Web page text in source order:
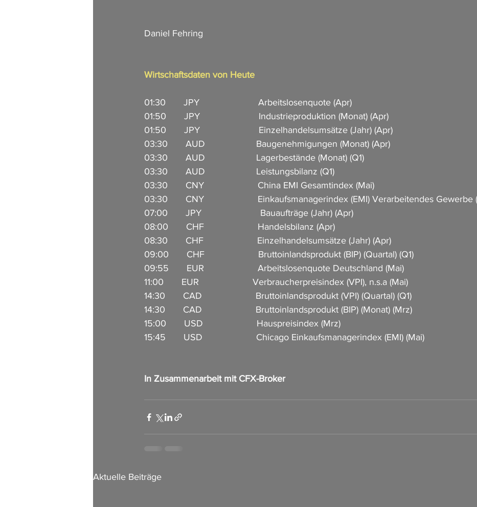
Daniel Fehring
Wirtschaftsdaten von Heute
01:30       JPY                       Arbeitslosenquote (Apr)
01:50       JPY                       Industrieproduktion (Monat) (Apr)
01:50       JPY                       Einzelhandelsumsätze (Jahr) (Apr)
03:30       AUD                    Baugenehmigungen (Monat) (Apr)
03:30       AUD                    Lagerbestände (Monat) (Q1)
03:30       AUD                    Leistungsbilanz (Q1)
03:30       CNY                     China EMI Gesamtindex (Mai)
03:30       CNY                     Einkaufsmanagerindex (EMI) Verarbeitendes
07:00       JPY                       Bauaufträge (Jahr) (Apr)
08:00       CHF                     Handelsbilanz (Apr)
08:30       CHF                     Einzelhandelsumsätze (Jahr) (Apr)
09:00       CHF                     Bruttoinlandsprodukt (BIP) (Quartal) (Q1)
09:55       EUR                     Arbeitslosenquote Deutschland (Mai)
11:00       EUR                     Verbraucherpreisindex (VPI), n.s.a
14:30       CAD                     Bruttoinlandsprodukt (VPI) (Quartal) (Q1)
14:30       CAD                     Bruttoinlandsprodukt (BIP) (Monat) (Mrz)
15:00       USD                     Hauspreisindex (Mrz)
15:45       USD                     Chicago Einkaufsmanagerindex (EMI) (Mai)
In Zusammenarbeit mit CFX-Broker
Aktuelle Beiträge